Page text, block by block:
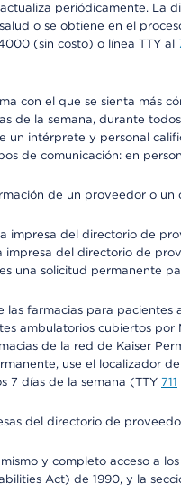
periódicamente. La
o se obtiene en el
(sin costo) o línea TTY al
con el que se sienta más
de la semana, durante
un intérprete y personal
de comunicación: en
de un proveedor o un
impresa del directorio de
impresa del directorio de
una solicitud permanente
las farmacias para
ambulatorios cubiertos
de la red de Kaiser
use el localizador
7 días de la semana (TTY 711
del directorio de
y completo acceso a
Act) de 1990, y la